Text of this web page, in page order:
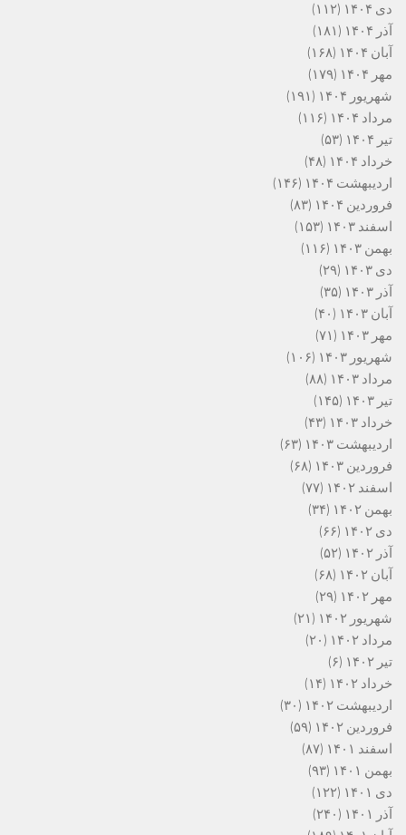
دی ۱۴۰۴
(۱۱۲)
آذر ۱۴۰۴
(۱۸۱)
آبان ۱۴۰۴
(۱۶۸)
مهر ۱۴۰۴
(۱۷۹)
شهریور ۱۴۰۴
(۱۹۱)
مرداد ۱۴۰۴
(۱۱۶)
تیر ۱۴۰۴
(۵۳)
خرداد ۱۴۰۴
(۴۸)
اردیبهشت ۱۴۰۴
(۱۴۶)
فروردین ۱۴۰۴
(۸۳)
اسفند ۱۴۰۳
(۱۵۳)
بهمن ۱۴۰۳
(۱۱۶)
دی ۱۴۰۳
(۲۹)
آذر ۱۴۰۳
(۳۵)
آبان ۱۴۰۳
(۴۰)
مهر ۱۴۰۳
(۷۱)
شهریور ۱۴۰۳
(۱۰۶)
مرداد ۱۴۰۳
(۸۸)
تیر ۱۴۰۳
(۱۴۵)
خرداد ۱۴۰۳
(۴۳)
اردیبهشت ۱۴۰۳
(۶۳)
فروردین ۱۴۰۳
(۶۸)
اسفند ۱۴۰۲
(۷۷)
بهمن ۱۴۰۲
(۳۴)
دی ۱۴۰۲
(۶۶)
آذر ۱۴۰۲
(۵۲)
آبان ۱۴۰۲
(۶۸)
مهر ۱۴۰۲
(۲۹)
شهریور ۱۴۰۲
(۲۱)
مرداد ۱۴۰۲
(۲۰)
تیر ۱۴۰۲
(۶)
خرداد ۱۴۰۲
(۱۴)
اردیبهشت ۱۴۰۲
(۳۰)
فروردین ۱۴۰۲
(۵۹)
اسفند ۱۴۰۱
(۸۷)
بهمن ۱۴۰۱
(۹۳)
دی ۱۴۰۱
(۱۲۲)
آذر ۱۴۰۱
(۲۴۰)